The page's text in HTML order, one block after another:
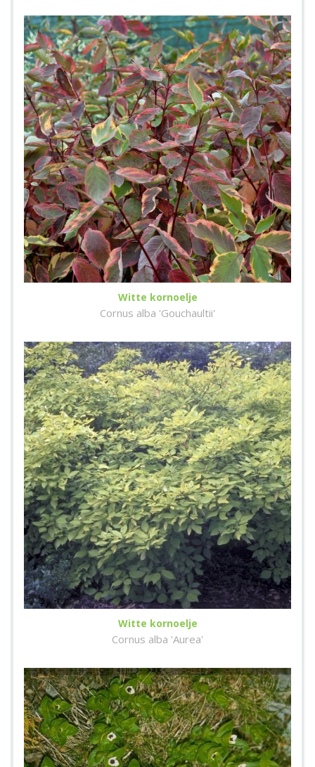
Witte kornoelje
Cornus alba 'Gouchaultii'
Witte kornoelje
Cornus alba 'Aurea'